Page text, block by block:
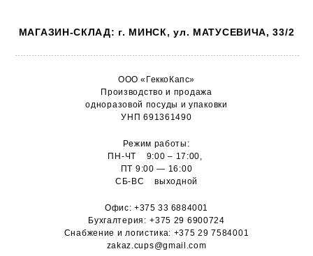
МАГАЗИН-СКЛАД: г. МИНСК, ул. МАТУСЕВИЧА, 33/2
ООО «ГеккоКапс»
Производство и продажа
одноразовой посуды и упаковки
УНП 691361490
Режим работы:
ПН-ЧТ 9:00 – 17:00,
ПТ 9:00 — 16:00
СБ-ВС выходной
Офис:+375 33 6884001
Бухгалтерия: +375 29 6900724
Снабжение и логистика: +375 29 7584001
zakaz.cups@gmail.com